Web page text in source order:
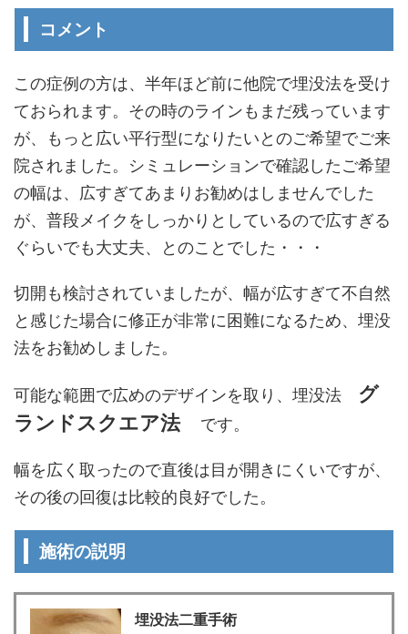
コメント
この症例の方は、半年ほど前に他院で埋没法を受け
ておられます。その時のラインもまだ残っています
が、もっと広い平行型になりたいとのご希望でご来
院されました。シミュレーションで確認したご希望
の幅は、広すぎてあまりお勧めはしませんでした
が、普段メイクをしっかりとしているので広すぎる
ぐらいでも大丈夫、とのことでした・・・
切開も検討されていましたが、幅が広すぎて不自然
と感じた場合に修正が非常に困難になるため、埋没
法をお勧めしました。
可能な範囲で広めのデザインを取り、埋没法 グ
ランドスクエア法 です。
幅を広く取ったので直後は目が開きにくいですが、
その後の回復は比較的良好でした。
施術の説明
埋没法二重手術